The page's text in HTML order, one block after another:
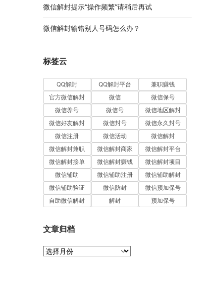
微信解封提示“操作频繁”请稍后再试
微信解封输错别人号码怎么办？
标签云
QQ解封 QQ解封平台
兼职赚钱
官方微信解封
微信
微信保号
微信养号
微信号
微信地区解封
微信好友解封
微信封号
微信永久封号
微信注册
微信活动
微信解封
微信解封兼职
微信解封商家
微信解封平台
微信解封接单
微信解封赚钱
微信解封项目
微信辅助
微信辅助注册
微信辅助解封
微信辅助验证
微信防封
微信预加保号
自助微信解封
解封 预加保号
文章归档
文